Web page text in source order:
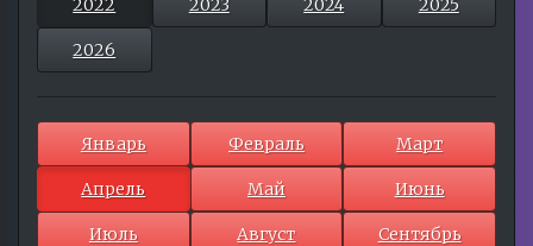
2022 2023 2024 2025
2026
Январь Февраль Март
Апрель Май Июнь
Июль Август Сентябрь